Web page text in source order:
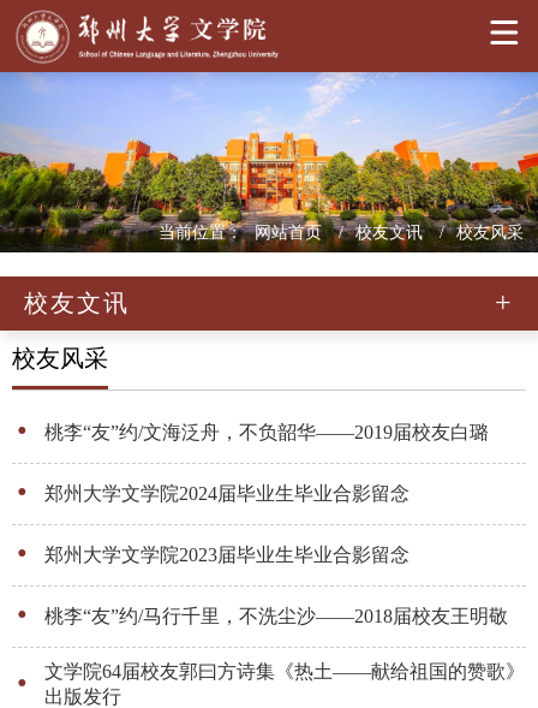
当前位置： 网站首页 校友文讯 校友风采
校友文讯
校友风采
桃李“友”约/文海泛舟，不负韶华——2019届校友白璐
郑州大学文学院2024届毕业生毕业合影留念
郑州大学文学院2023届毕业生毕业合影留念
桃李“友”约/马行千里，不洗尘沙——2018届校友王明敬
文学院64届校友郭曰方诗集《热土——献给祖国的赞歌》
出版发行